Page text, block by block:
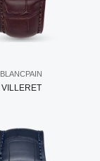
BLANCPAIN
VILLERET